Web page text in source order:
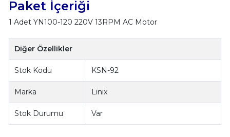
Paket İçeriği
1 Adet YN100-120 220V 13RPM AC Motor
Diğer Özellikler
Stok Kodu KSN-92
Marka Linix
Stok Durumu Var